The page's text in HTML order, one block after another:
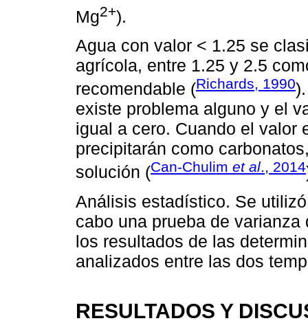
Mg2+).
Agua con valor < 1.25 se
agrícola, entre 1.25 y 2.5
recomendable (Richards, 1990
existe problema alguno y el
igual a cero. Cuando el valor
precipitarán como
solución (Can-Chulim et al., 2014
Análisis estadístico. Se
cabo una prueba de
los resultados de las
analizados entre las dos
RESULTADOS Y